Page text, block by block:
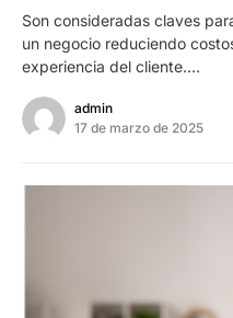
Son consideradas claves
un negocio reduciendo
experiencia del cliente.…
admin
17 de marzo de 2025